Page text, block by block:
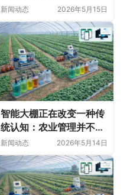
业问题并非突然出现
新闻动态 2026年5月15日
智能大棚正在改变一种传
统认知：农业管理并不只
是“种植技术”
新闻动态 2026年5月14日